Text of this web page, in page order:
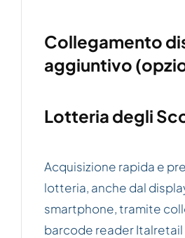
Collegamento
aggiuntivo
Lotteria degli
Acquisizione rapida e
lotteria, anche dal
smartphone, tramite
barcode reader Italretail